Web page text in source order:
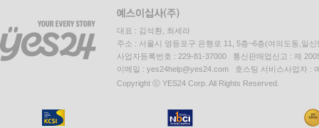
대표 : 김석환, 최세라
주소 : 서울시 영등포구 은행로 11, 5층~6층(여의도동,일신
사업자등록번호 : 229-81-37000 통신판매업신고 : 제
이메일 : yes24help@yes24.com 호스팅 서비스사업자 :
Copyright ⓒ YES24 Corp. All Rights Reserved.